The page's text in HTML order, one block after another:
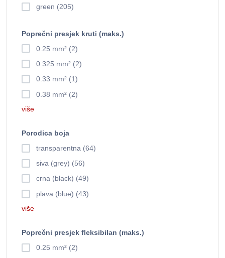
green (205)
Poprečni presjek kruti (maks.)
0.25 mm² (2)
0.325 mm² (2)
0.33 mm² (1)
0.38 mm² (2)
više
Porodica boja
transparentna (64)
siva (grey) (56)
crna (black) (49)
plava (blue) (43)
više
Poprečni presjek fleksibilan (maks.)
0.25 mm² (2)